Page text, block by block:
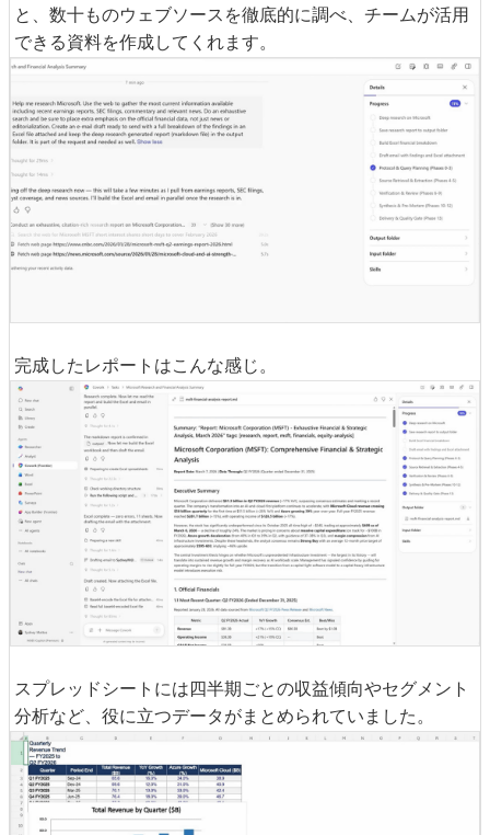
と、数十ものウェブソースを徹底的に調べ、チームが活用
できる資料を作成してくれます。
完成したレポートはこんな感じ。
スプレッドシートには四半期ごとの収益傾向やセグメント
分析など、役に立つデータがまとめられていました。